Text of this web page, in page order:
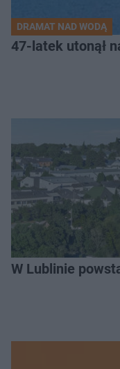
DRAMAT NAD WODĄ
47-latek utonął
W Lublinie